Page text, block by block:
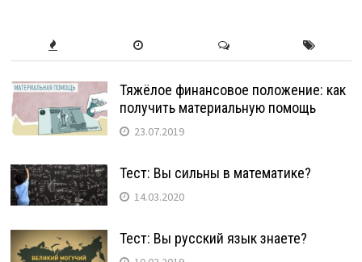
Тяжёлое финансовое положение: как
получить материальную помощь
23.07.2019
Тест: Вы сильны в математике?
14.03.2020
Тест: Вы русский язык знаете?